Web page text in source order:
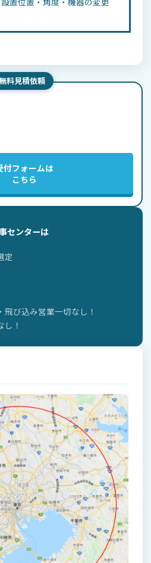
料見積依頼
付フォームは
こちら
センターは
定
び込み営業一切なし！
！